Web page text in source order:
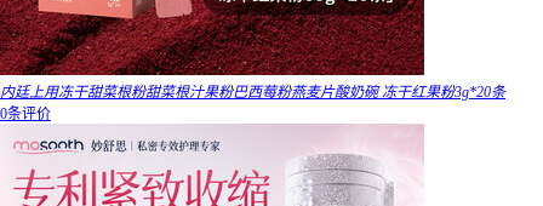
内廷上用冻干甜菜根粉甜菜根汁果粉巴西莓粉燕麦片酸奶碗 冻干红果粉3g*20条
0条评价